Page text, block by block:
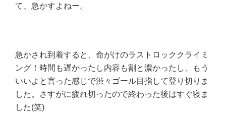
て、急かすよねー。
急かされ到着すると、命がけのラストロッククライミ
ング！時間も遅かったし内容も割と濃かったし、もう
いいよと言った感じで渋々ゴール目指して登り切りま
した。さすがに疲れ切ったので終わった後はすぐ寝ま
した(笑)